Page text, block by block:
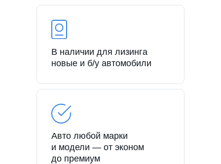
В наличии для лизинга
новые и б/у автомобили
Авто любой марки
и модели — от эконом
до премиум